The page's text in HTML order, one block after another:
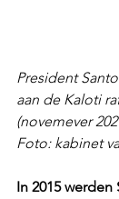
President
aan de Kaloti
(novemever
Foto: kabinet
In 2015 werden